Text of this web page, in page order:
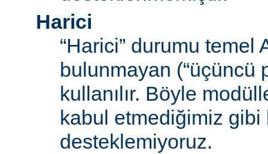
Harici
“Harici” durumu temel
bulunmayan (“üçüncü
kullanılır. Böyle
kabul etmediğimiz gibi
desteklemiyoruz.